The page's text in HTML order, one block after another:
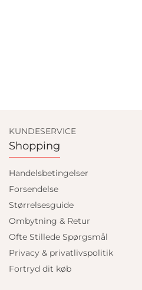
KUNDESERVICE
Shopping
Handelsbetingelser
Forsendelse
Størrelsesguide
Ombytning & Retur
Ofte Stillede Spørgsmål
Privacy & privatlivspolitik
Fortryd dit køb